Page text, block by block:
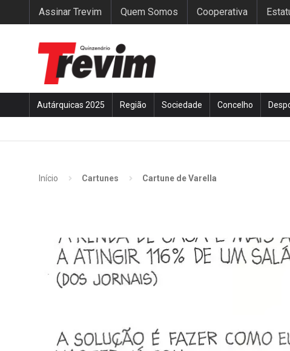
Assinar Trevim Quem Somos Cooperativa
Autárquicas 2025 Região Sociedade Concelho
Início Cartunes Cartune de Varella